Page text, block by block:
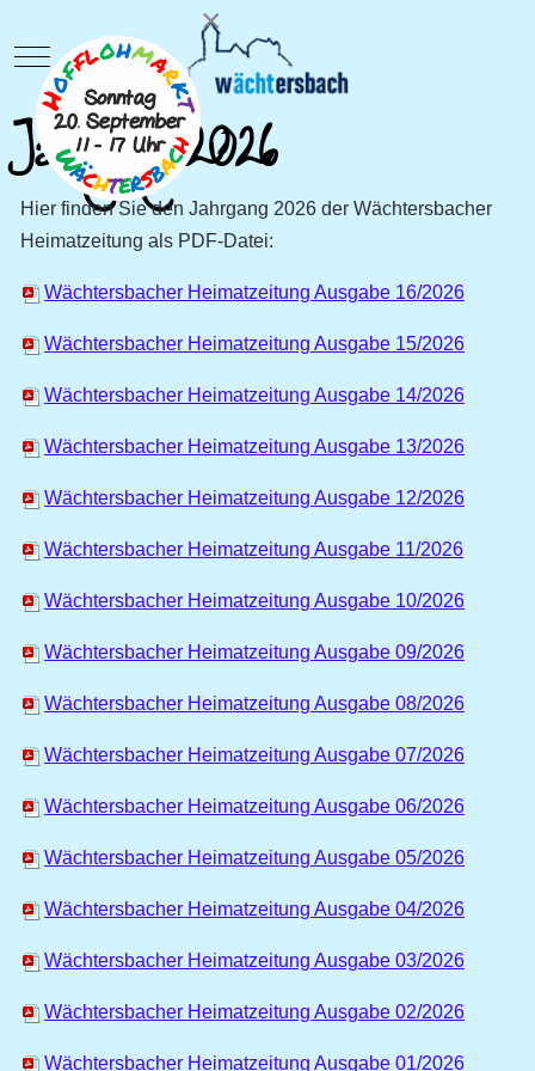
Mobile Menu Toggle
Jahrgang 2026
Hier finden Sie den Jahrgang 2026 der Wächtersbacher
Heimatzeitung als PDF-Datei:
Wächtersbacher Heimatzeitung Ausgabe 16/2026
Wächtersbacher Heimatzeitung Ausgabe 15/2026
Wächtersbacher Heimatzeitung Ausgabe 14/2026
Wächtersbacher Heimatzeitung Ausgabe 13/2026
Wächtersbacher Heimatzeitung Ausgabe 12/2026
Wächtersbacher Heimatzeitung Ausgabe 11/2026
Wächtersbacher Heimatzeitung Ausgabe 10/2026
Wächtersbacher Heimatzeitung Ausgabe 09/2026
Wächtersbacher Heimatzeitung Ausgabe 08/2026
Wächtersbacher Heimatzeitung Ausgabe 07/2026
Wächtersbacher Heimatzeitung Ausgabe 06/2026
Wächtersbacher Heimatzeitung Ausgabe 05/2026
Wächtersbacher Heimatzeitung Ausgabe 04/2026
Wächtersbacher Heimatzeitung Ausgabe 03/2026
Wächtersbacher Heimatzeitung Ausgabe 02/2026
Wächtersbacher Heimatzeitung Ausgabe 01/2026
×